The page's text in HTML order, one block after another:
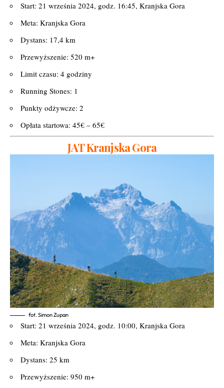
Start: 21 września 2024, godz. 16:45, Kranjska Gora
Meta: Kranjska Gora
Dystans: 17,4 km
Przewyższenie: 520 m+
Limit czasu: 4 godziny
Running Stones: 1
Punkty odżywcze: 2
Opłata startowa: 45€ – 65€
JAT Kranjska Gora
fot. Simon Zupan
Start: 21 września 2024, godz. 10:00, Kranjska Gora
Meta: Kranjska Gora
Dystans: 25 km
Przewyższenie: 950 m+